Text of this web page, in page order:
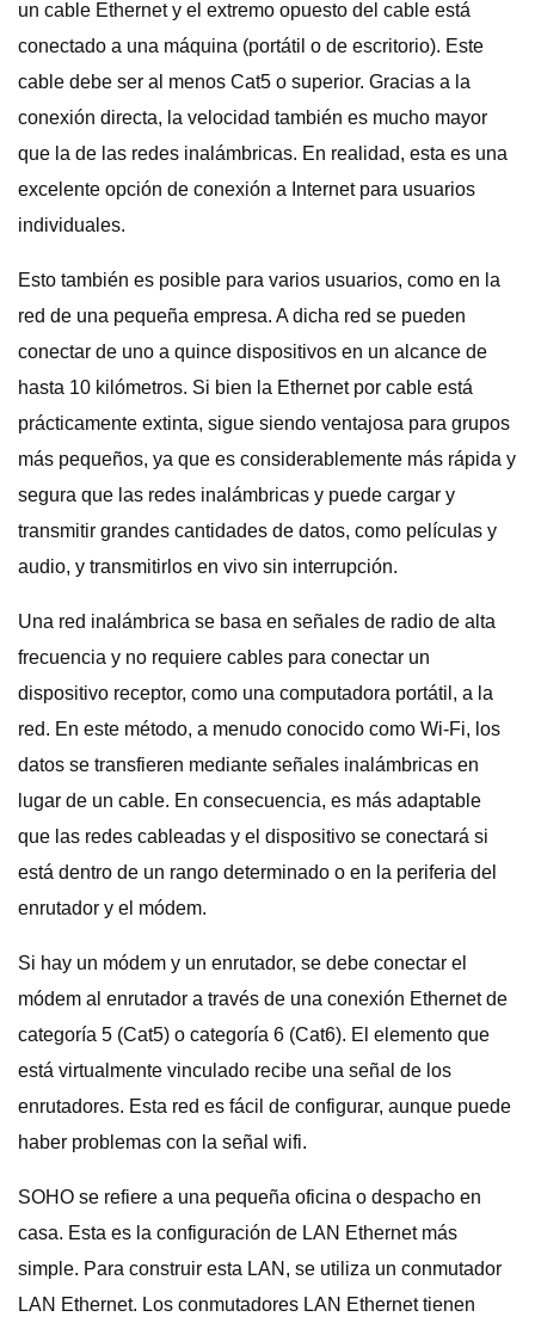
un cable Ethernet y el extremo opuesto del cable está
conectado a una máquina (portátil o de escritorio). Este
cable debe ser al menos Cat5 o superior. Gracias a la
conexión directa, la velocidad también es mucho mayor
que la de las redes inalámbricas. En realidad, esta es una
excelente opción de conexión a Internet para usuarios
individuales.
Esto también es posible para varios usuarios, como en la
red de una pequeña empresa. A dicha red se pueden
conectar de uno a quince dispositivos en un alcance de
hasta 10 kilómetros. Si bien la Ethernet por cable está
prácticamente extinta, sigue siendo ventajosa para grupos
más pequeños, ya que es considerablemente más rápida y
segura que las redes inalámbricas y puede cargar y
transmitir grandes cantidades de datos, como películas y
audio, y transmitirlos en vivo sin interrupción.
Una red inalámbrica se basa en señales de radio de alta
frecuencia y no requiere cables para conectar un
dispositivo receptor, como una computadora portátil, a la
red. En este método, a menudo conocido como Wi-Fi, los
datos se transfieren mediante señales inalámbricas en
lugar de un cable. En consecuencia, es más adaptable
que las redes cableadas y el dispositivo se conectará si
está dentro de un rango determinado o en la periferia del
enrutador y el módem.
Si hay un módem y un enrutador, se debe conectar el
módem al enrutador a través de una conexión Ethernet de
categoría 5 (Cat5) o categoría 6 (Cat6). El elemento que
está virtualmente vinculado recibe una señal de los
enrutadores. Esta red es fácil de configurar, aunque puede
haber problemas con la señal wifi.
SOHO se refiere a una pequeña oficina o despacho en
casa. Esta es la configuración de LAN Ethernet más
simple. Para construir esta LAN, se utiliza un conmutador
LAN Ethernet. Los conmutadores LAN Ethernet tienen